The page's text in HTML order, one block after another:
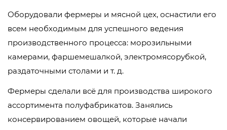
Оборудовали фермеры и мясной цех, оснастили его
всем необходимым для успешного ведения
производственного процесса: морозильными
камерами, фаршемешалкой, электромясорубкой,
раздаточными столами и т. д.
Фермеры сделали всё для производства широкого
ассортимента полуфабрикатов. Занялись
консервированием овощей, которые начали